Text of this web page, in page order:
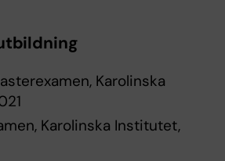
Karolinska
Karolinska Institutet,